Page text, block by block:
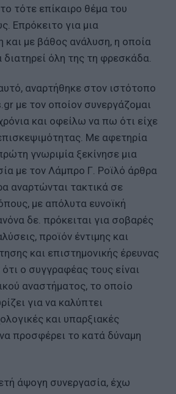
τότε επίκαιρο θέμα του
Επρόκειτο για μια
και με βάθος ανάλυση, η οποία
όλη της τη φρεσκάδα.
αναρτήθηκε στον ιστότοπο
με τον οποίον συνεργάζομαι
και οφείλω να πω ότι είχε
Με αφετηρία
γνωριμία ξεκίνησε μια
με τον Λάμπρο Γ. Ροϊλό άρθρα
αναρτώνται τακτικά σε
με απόλυτα ευνοϊκή
δε. πρόκειται για σοβαρές
προϊόν έντιμης και
και επιστημονικής έρευνας
ο συγγραφέας τους είναι
αναστήματος, το οποίο
για να καλύπτει
και υπαρξιακές
προσφέρει το κατά δύναμη
άψογη συνεργασία, έχω